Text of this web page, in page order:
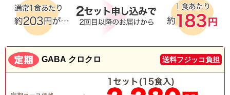
GABA クロクロ 送料フジッコ負担